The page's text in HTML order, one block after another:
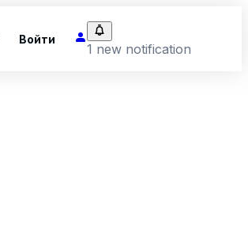
Войти
1 new notification